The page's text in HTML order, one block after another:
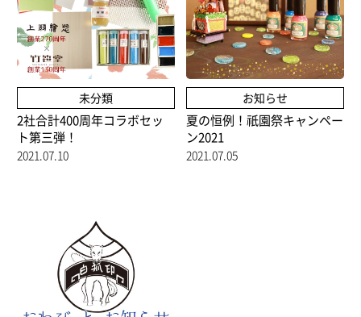
未分類
2社合計400周年コラボセッ
ト第三弾！
2021.07.10
お知らせ
夏の恒例！祇園祭キャンペー
ン2021
2021.07.05